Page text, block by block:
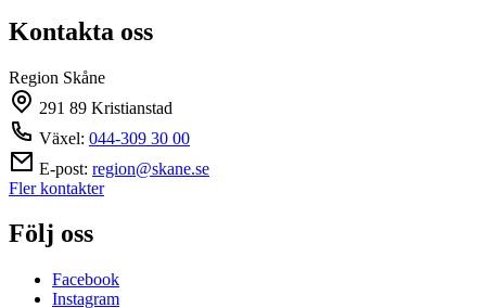
Kontakta oss
Region Skåne
291 89 Kristianstad
Växel: 044-309 30 00
E-post: region@skane.se
Fler kontakter
Följ oss
Facebook
Instagram